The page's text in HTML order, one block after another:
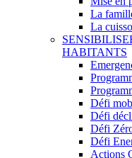
La
La
HABITANTS
Défi
Défi
Défi
Défi
Actions